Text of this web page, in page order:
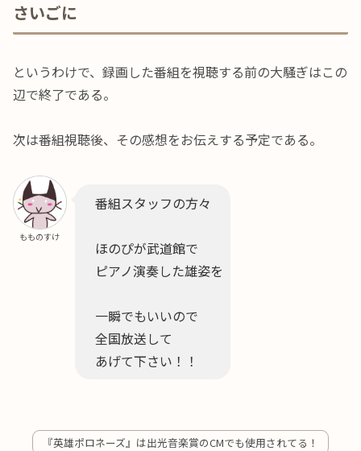
さいごに
というわけで、録画した番組を視聴する前の大騒ぎはこの
辺で終了である。
次は番組視聴後、その感想をお伝えする予定である。
もものすけ
番組スタッフの方々
ほのぴが武道館で
ピアノ演奏した雄姿を
一瞬でもいいので
全国放送して
あげて下さい！！
『英雄ポロネーズ』は出光音楽賞のCMでも使用されてる！